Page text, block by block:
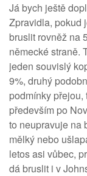
Já bych ještě
Zpravidla, pokud
bruslit rovněž na
německé straně.
jeden souvislý
9%, druhý
podmínky
především po
to neupravuje na
mělký nebo
letos asi vůbec,
dá bruslit i v